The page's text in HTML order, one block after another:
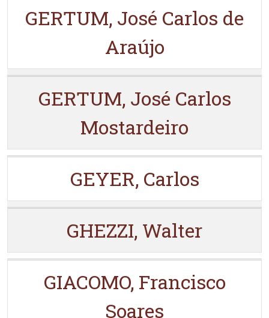
GERTUM, José Carlos de
Araújo
GERTUM, José Carlos
Mostardeiro
GEYER, Carlos
GHEZZI, Walter
GIACOMO, Francisco
Soares